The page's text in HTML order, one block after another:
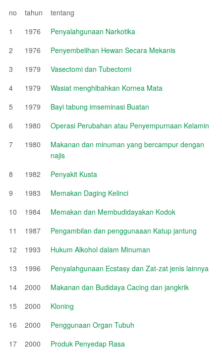
no tahun
tentang
1
1976
Penyalahgunaan Narkotika
2
1976
Penyembelihan Hewan Secara Mekanis
3
1979
Vasectomi dan Tubectomi
4
1979
Wasiat menghibahkan Kornea Mata
5
1979
Bayi tabung imseminasi Buatan
6
1980
Operasi Perubahan atau Penyempurnaan Kelamin
7
1980
Makanan dan minuman yang bercampur dengan
najis
8
1982
Penyakit Kusta
9
1983
Memakan Daging Kelinci
10
1984
Memakan dan Membudidayakan Kodok
11
1987
Pengambilan dan penggunaaan Katup jantung
12
1993
Hukum Alkohol dalam Minuman
13
1996
Penyalahgunaan Ecstasy dan Zat-zat jenis lainnya
14
2000
Makanan dan Budidaya Cacing dan jangkrik
15
2000
Kloning
16
2000
Penggunaan Organ Tubuh
17
2000
Produk Penyedap Rasa